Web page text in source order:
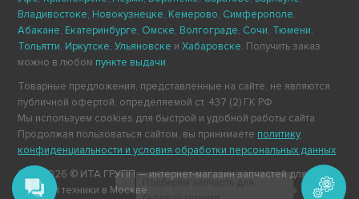
Владивостоке, Новокузнецке, Кемерово, Симферополе,
Абакане, Екатеринбурге, Омске, Волгограде, Сочи, Тюмени,
Тольятти, Иркутске,Ульяновске иХабаровске. Получить заказ
можно в любом пункте выдачи.
Товарные предложения, представленные на сайте, не являются
публичной офертой, определяемой ст. 437 (2) ГК РФ.
Мы используем cookies для быстрой и удобной работы сайта.
Продолжая пользоваться сайтом, вы принимаете политику
конфиденциальности и условия обработки персональных данных.
2011-2026 © ИТА ГРУПП — интернет-магазин запчастей для
бытовой техники в Москве.
Подберём запчасть для
бытовой техники